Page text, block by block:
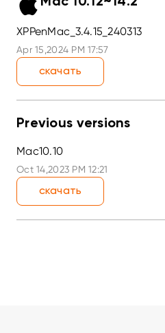
XPPenMac_3.4.15_240313
Apr 15,2024 PM 17:57
скачать
Previous versions
Mac10.10
Oct 14,2023 PM 12:21
скачать